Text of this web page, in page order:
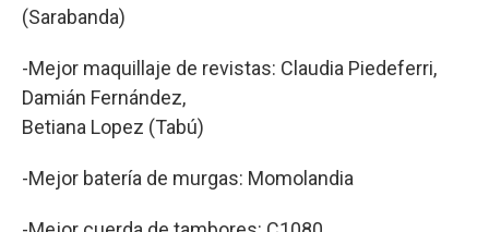
(Sarabanda)
-Mejor maquillaje de revistas: Claudia Piedeferri,
Damián Fernández,
Betiana Lopez (Tabú)
-Mejor batería de murgas: Momolandia